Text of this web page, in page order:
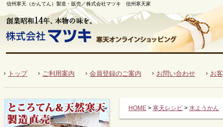
信州寒天（かんてん）製造・販売／株式会社マツキ 信州寒天家
トップ ご利用案内 会員登録のご案内 お問い合わせ お
HOME > 寒天レシピ > 水ようかん